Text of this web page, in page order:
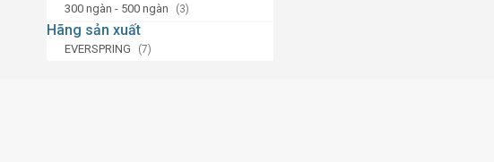
300 ngàn - 500 ngàn (3)
Hãng sản xuất
EVERSPRING (7)